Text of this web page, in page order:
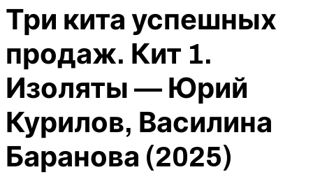
Три кита успешных
продаж. Кит 1.
Изоляты — Юрий
Курилов, Василина
Баранова (2025)